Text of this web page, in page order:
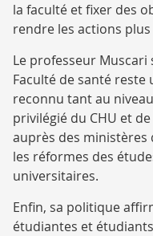
la faculté et fixer des
rendre les actions
Le professeur
Faculté de santé
reconnu tant au
privilégié du CHU et de
auprès des
les réformes des
universitaires.
Enfin, sa politique
étudiantes et